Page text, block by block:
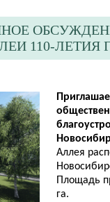
110-ЛЕТИЯ
Аллея
Площадь
га.